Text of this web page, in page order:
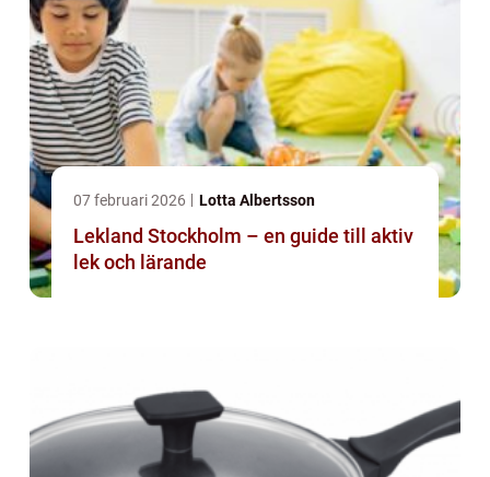
07 februari 2026 Lotta Albertsson
Lekland Stockholm – en guide till aktiv
lek och lärande